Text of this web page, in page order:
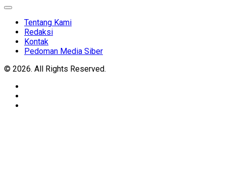
Expand
Tentang Kami
Redaksi
Kontak
Pedoman Media Siber
© 2026. All Rights Reserved.